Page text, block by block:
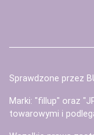
Sprawdzone przez
Marki: "fillup" oraz
towarowymi i